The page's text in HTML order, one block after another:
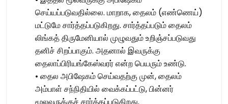
செய்யப்படுவதில்லை. மாறாக, தைலம் (எண்ணெய்)
மட்டுமே சார்த்தப்படுகிறது. சார்த்தப்படும் தைலம்
லிங்கத் திருமேனியால் முழுவதும் உறிஞ்சப்படுவது
தனிச் சிறப்பாகும். அதனால் இவருக்கு
தைலாப்பிரியங்கேஸ்வரர் என்ற பெயரும் உண்டு.
• தைல அபிஷேகம் செய்வதற்கு முன், தைலம்
அம்பாள் சந்நிதியில் வைக்கப்பட்டு, பின்னர்